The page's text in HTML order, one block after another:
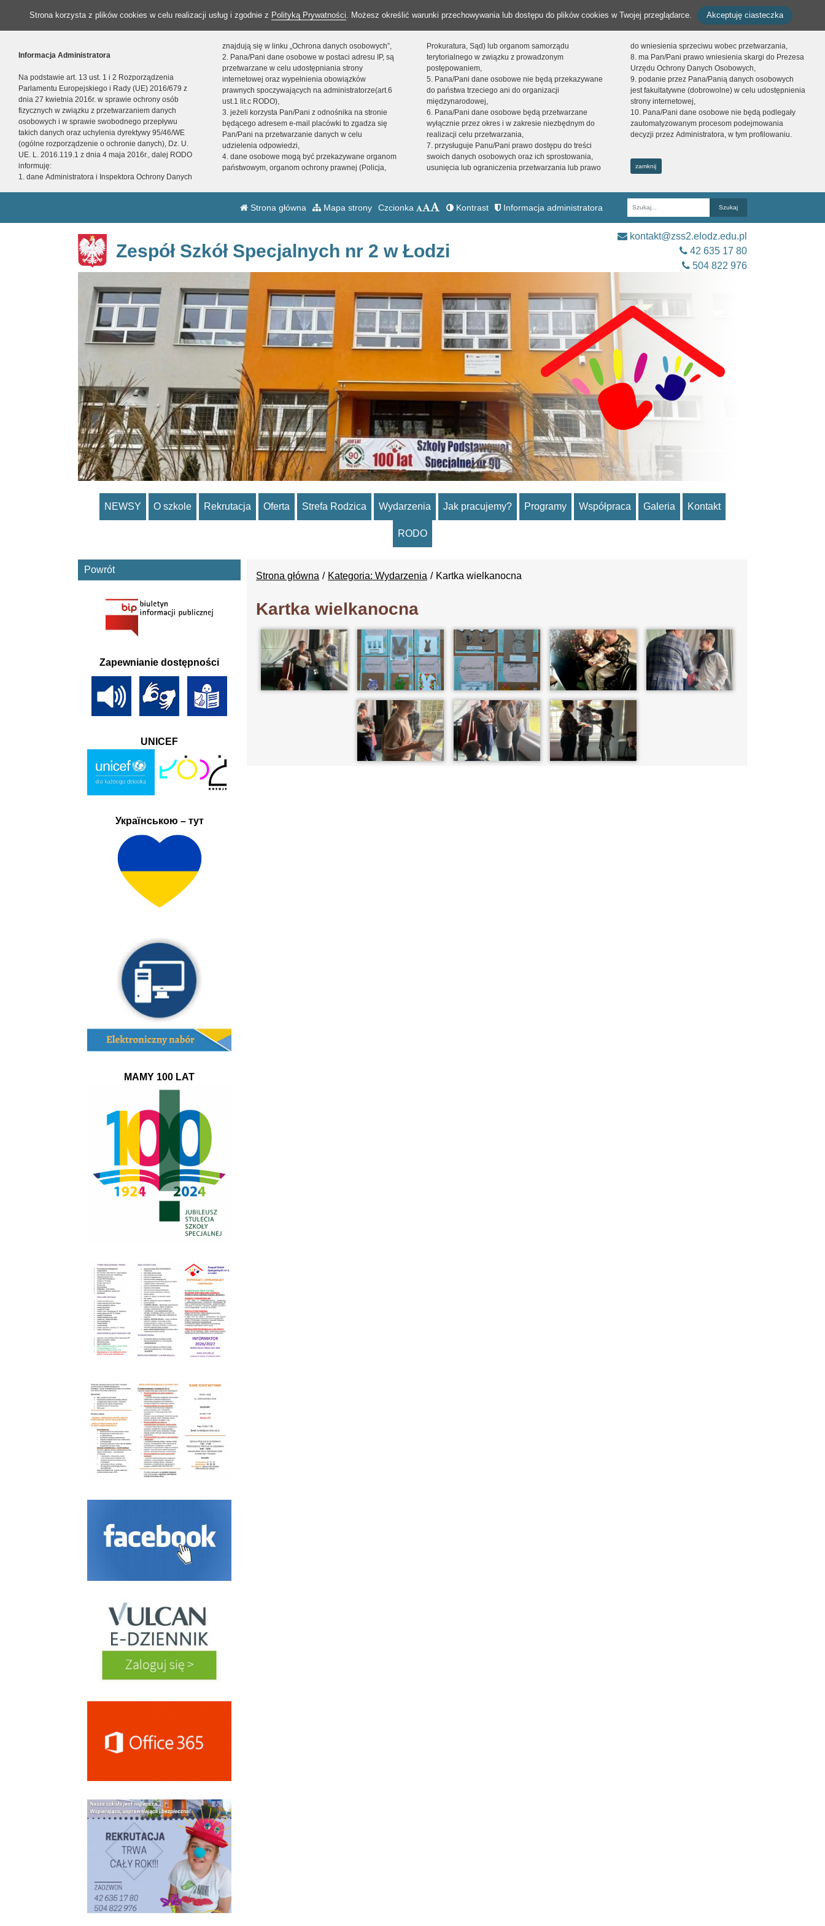
Strona korzysta z plików cookies w celu realizacji usług i zgodnie z Polityką Prywatności. Możesz określić warunki przechowywania lub dostępu do plików cookies w Twojej przeglądarce. Akceptuję ciasteczka
Informacja Administratora
Na podstawie art. 13 ust. 1 i 2 Rozporządzenia
Parlamentu Europejskiego i Rady (UE) 2016/679 z
dnia 27 kwietnia 2016r. w sprawie ochrony osób
fizycznych w związku z przetwarzaniem danych
osobowych i w sprawie swobodnego przepływu
takich danych oraz uchylenia dyrektywy 95/46/WE
(ogólne rozporządzenie o ochronie danych), Dz. U.
UE. L. 2016.119.1 z dnia 4 maja 2016r., dalej RODO
informuję:
1. dane Administratora i Inspektora Ochrony Danych
znajdują się w linku „Ochrona danych osobowych”,
2. Pana/Pani dane osobowe w postaci adresu IP, są
przetwarzane w celu udostępniania strony
internetowej oraz wypełnienia obowiązków
prawnych spoczywających na administratorze(art.6
ust.1 lit.c RODO),
3. jeżeli korzysta Pan/Pani z odnośnika na stronie
będącego adresem e-mail placówki to zgadza się
Pan/Pani na przetwarzanie danych w celu
udzielenia odpowiedzi,
4. dane osobowe mogą być przekazywane organom
państwowym, organom ochrony prawnej (Policja,
Prokuratura, Sąd) lub organom samorządu
terytorialnego w związku z prowadzonym
postępowaniem,
5. Pana/Pani dane osobowe nie będą przekazywane
do państwa trzeciego ani do organizacji
międzynarodowej,
6. Pana/Pani dane osobowe będą przetwarzane
wyłącznie przez okres i w zakresie niezbędnym do
realizacji celu przetwarzania,
7. przysługuje Panu/Pani prawo dostępu do treści
swoich danych osobowych oraz ich sprostowania,
usunięcia lub ograniczenia przetwarzania lub prawo
do wniesienia sprzeciwu wobec przetwarzania,
8. ma Pan/Pani prawo wniesienia skargi do Prezesa
Urzędu Ochrony Danych Osobowych,
9. podanie przez Pana/Panią danych osobowych
jest fakultatywne (dobrowolne) w celu udostępnienia
strony internetowej,
10. Pana/Pani dane osobowe nie będą podlegały
zautomatyzowanym procesom podejmowania
decyzji przez Administratora, w tym profilowaniu.
zamknij
Strona główna Mapa strony Czcionka Kontrast Informacja administratora
Fraza
Zespół Szkół Specjalnych nr 2 w Łodzi
kontakt@zss2.elodz.edu.pl
42 635 17 80
504 822 976
NEWSY O szkole Rekrutacja Oferta Strefa Rodzica Wydarzenia Jak pracujemy? Programy Współpraca Galeria Kontakt
RODO
Strona główna Kategoria: Wydarzenia Kartka wielkanocna
Kartka wielkanocna
Powrót
Zapewnianie dostępności
UNICEF
Українською – тут
MAMY 100 LAT